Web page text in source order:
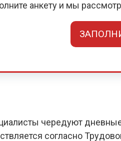
анкету и мы
чередуют
согласно